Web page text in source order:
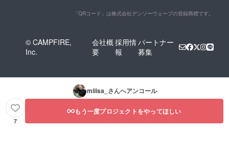
「QRコード」は株式会社デンソーウェーブの登録商標です。
© CAMPFIRE,
Inc.
会社概
要
採用情
報
パートナー
募集
miiisa_ さんへアンコール
7
もう一度プロジェクトをやってほしい